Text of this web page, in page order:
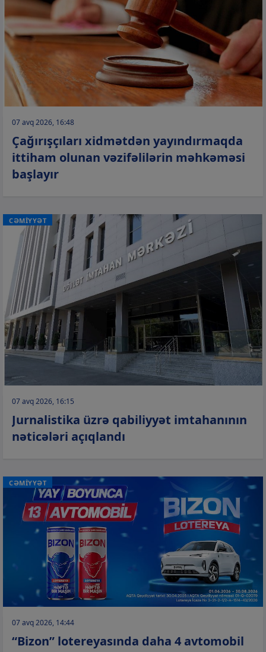
07 avq 2026, 16:48
Çağırışçıları xidmətdən yayındırmaqda
ittiham olunan vəzifəlilərin məhkəməsi
başlayır
CƏMİYYƏT
07 avq 2026, 16:15
Jurnalistika üzrə qabiliyyət imtahanının
nəticələri açıqlandı
CƏMİYYƏT
07 avq 2026, 14:44
“Bizon” lotereyasında daha 4 avtomobil